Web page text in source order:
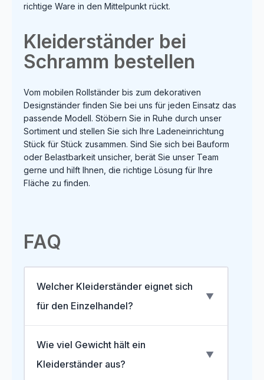
richtige Ware in den Mittelpunkt rückt.
Kleiderständer bei
Schramm bestellen
Vom mobilen Rollständer bis zum dekorativen
Designständer finden Sie bei uns für jeden Einsatz das
passende Modell. Stöbern Sie in Ruhe durch unser
Sortiment und stellen Sie sich Ihre Ladeneinrichtung
Stück für Stück zusammen. Sind Sie sich bei Bauform
oder Belastbarkeit unsicher, berät Sie unser Team
gerne und hilft Ihnen, die richtige Lösung für Ihre
Fläche zu finden.
FAQ
Welcher Kleiderständer eignet sich
für den Einzelhandel?
▼
und kapazitätsstarke Doppelständer aus
verchromtem Stahl bewährt. Für die gezielte
Wie viel Gewicht hält ein
Kleiderständer aus?
▼